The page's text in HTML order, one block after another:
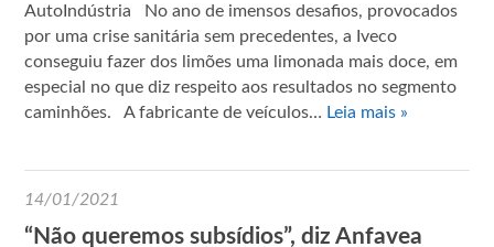
AutoIndústria No ano de imensos desafios, provocados
por uma crise sanitária sem precedentes, a Iveco
conseguiu fazer dos limões uma limonada mais doce, em
especial no que diz respeito aos resultados no segmento
caminhões. A fabricante de veículos… Leia mais »
14/01/2021
“Não queremos subsídios”, diz Anfavea